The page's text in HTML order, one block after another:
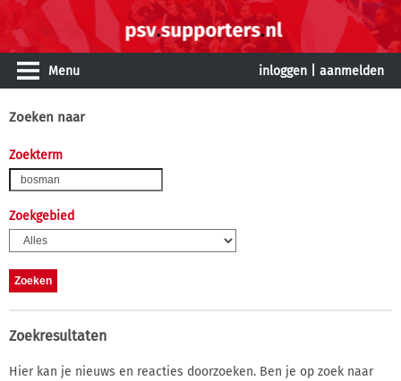
Menu inloggen aanmelden
Zoeken naar
Zoekterm
Zoekgebied
Zoekresultaten
Hier kan je nieuws en reacties doorzoeken. Ben je op zoek naar